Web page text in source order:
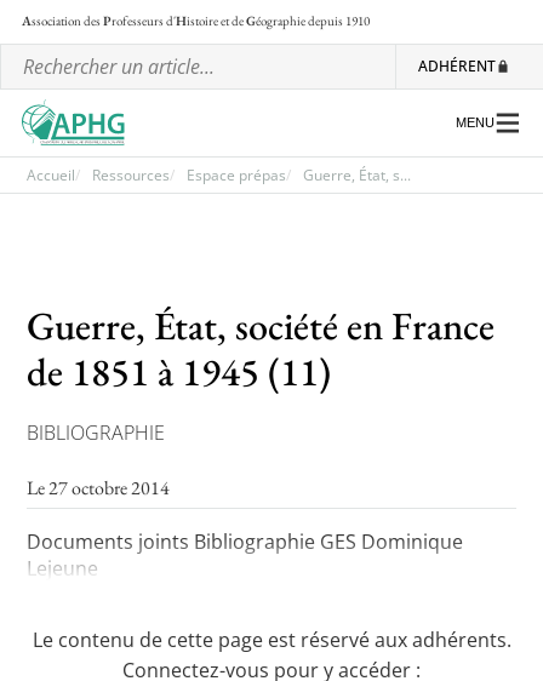
Association desProfesseurs d'Histoire et deGéographiedepuis 1910
ADHÉRENT
Les ateliers nationaux
Communiqués et motions
Lettre d’information de l’APHG
Toutes les actualités
MENU
Accueil Ressources Espace prépas Guerre, État, s...
Guerre, État, société en France
de 1851 à 1945 (11)
BIBLIOGRAPHIE
Le 27 octobre 2014
Documents joints Bibliographie GES Dominique
Lejeune
Le contenu de cette page est réservé aux adhérents.
Connectez-vous pour y accéder :